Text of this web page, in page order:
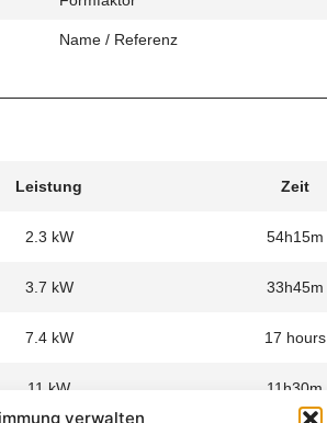
verwalten
Name / Referenz
Leistung Zeit
2.3 kW 54h15m
3.7 kW 33h45m
7.4 kW 17 hours
11 kW 11h30m